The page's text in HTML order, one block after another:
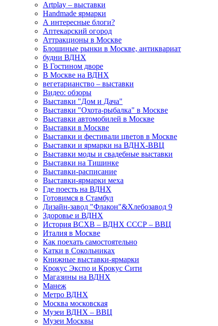
Artplay – выставки
Handmade ярмарки
А интересные блоги?
Аптекарский огород
Аттракционы в Москве
Блошиные рынки в Москве, антиквариат
будни ВДНХ
В Гостином дворе
В Москве на ВДНХ
вегетарианство – выставки
Видео: обзоры
Выставки "Дом и Дача"
Выставки "Охота-рыбалка" в Москве
Выставки автомобилей в Москве
Выставки в Москве
Выставки и фестивали цветов в Москве
Выставки и ярмарки на ВДНХ-ВВЦ
Выставки моды и свадебные выставки
Выставки на Тишинке
Выставки-расписание
Выставки-ярмарки меха
Где поесть на ВДНХ
Готовимся в Стамбул
Дизайн-завод "Флакон"&Хлебозавод 9
Здоровье и ВДНХ
История ВСХВ – ВДНХ СССР – ВВЦ
Италия в Москве
Как поехать самостоятельно
Катки в Сокольниках
Книжные выставки-ярмарки
Крокус Экспо и Крокус Сити
Магазины на ВДНХ
Манеж
Метро ВДНХ
Москва московская
Музеи ВДНХ – ВВЦ
Музеи Москвы